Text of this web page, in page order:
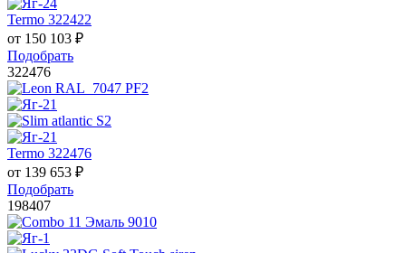
Termo 322422
от 150 103 ₽
Подобрать
322476
Termo 322476
от 139 653 ₽
Подобрать
198407